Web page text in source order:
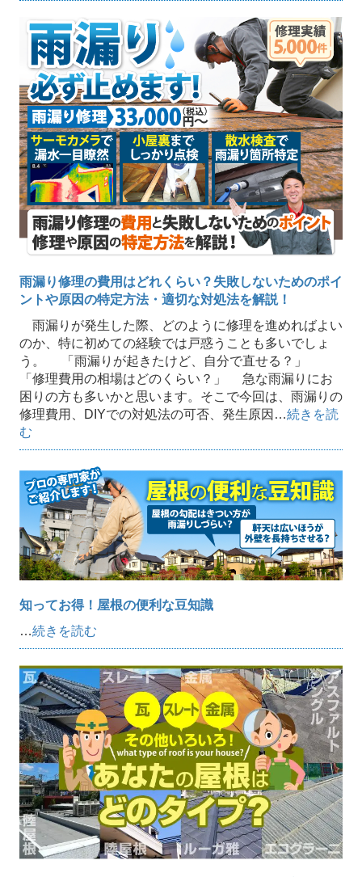
雨漏り修理の費用はどれくらい？失敗しないためのポイ
ントや原因の特定方法・適切な対処法を解説！
雨漏りが発生した際、どのように修理を進めればよい
のか、特に初めての経験では戸惑うことも多いでしょ
う。 「雨漏りが起きたけど、自分で直せる？」
「修理費用の相場はどのくらい？」 急な雨漏りにお
困りの方も多いかと思います。そこで今回は、雨漏りの
修理費用、DIYでの対処法の可否、発生原因…続きを読
む
知ってお得！屋根の便利な豆知識
…続きを読む